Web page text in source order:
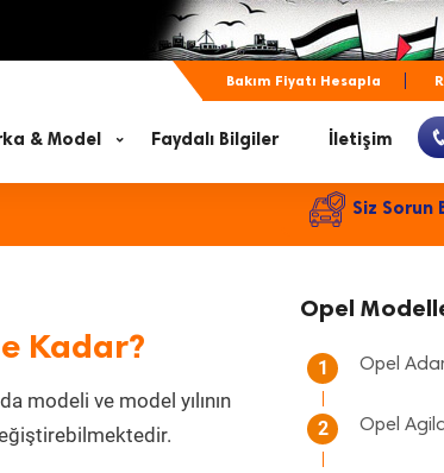
Bakım Fiyatı Hesapla
& Model Faydalı Bilgiler İletişim
Siz Sorun
Kadar?
modeli ve model yılının
Opel
1 Opel
2 Opel